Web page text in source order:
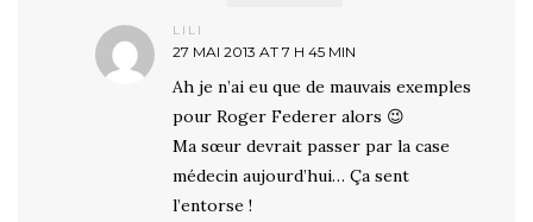
LILI
27 MAI 2013 AT 7 H 45 MIN
Ah je n’ai eu que de mauvais exemples
pour Roger Federer alors 😉
Ma sœur devrait passer par la case
médecin aujourd’hui… Ça sent
l’entorse !